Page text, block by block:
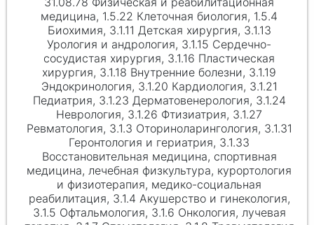
медицина, 1.5.22 Клеточная биология, 1.5.4
Биохимия, 3.1.11 Детская хирургия, 3.1.13
Урология и андрология, 3.1.15 Сердечно-
сосудистая хирургия, 3.1.16 Пластическая
хирургия, 3.1.18 Внутренние болезни, 3.1.19
Эндокринология, 3.1.20 Кардиология, 3.1.21
Педиатрия, 3.1.23 Дерматовенерология, 3.1.24
Неврология, 3.1.26 Фтизиатрия, 3.1.27
Ревматология, 3.1.3 Оториноларингология, 3.1.31
Геронтология и гериатрия, 3.1.33
Восстановительная медицина, спортивная
медицина, лечебная физкультура, курортология
и физиотерапия, медико-социальная
реабилитация, 3.1.4 Акушерство и гинекология,
3.1.5 Офтальмология, 3.1.6 Онкология, лучевая